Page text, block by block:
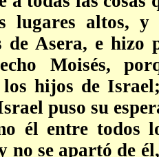
lugares altos, y
de Asera, e hizo
Moisés,
los hijos de
puso su
él entre todos
no se apartó de